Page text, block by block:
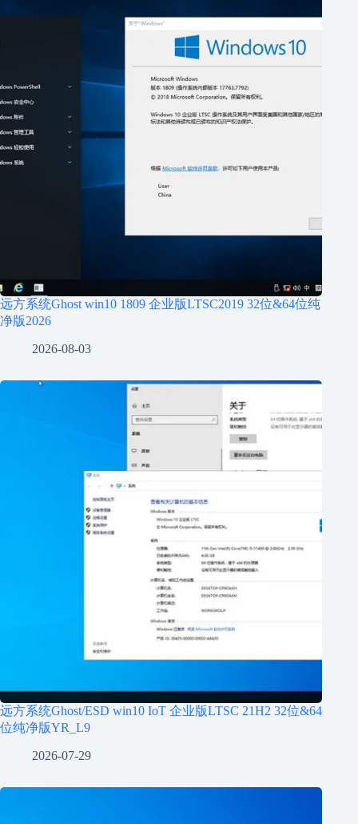
远方系统Ghost win10 1809 企业版LTSC2019 32位&64位纯
净版2026
2026-08-03
远方系统Ghost/ESD win10 IoT 企业版LTSC 21H2 32位&64
位纯净版YR_L9
2026-07-29